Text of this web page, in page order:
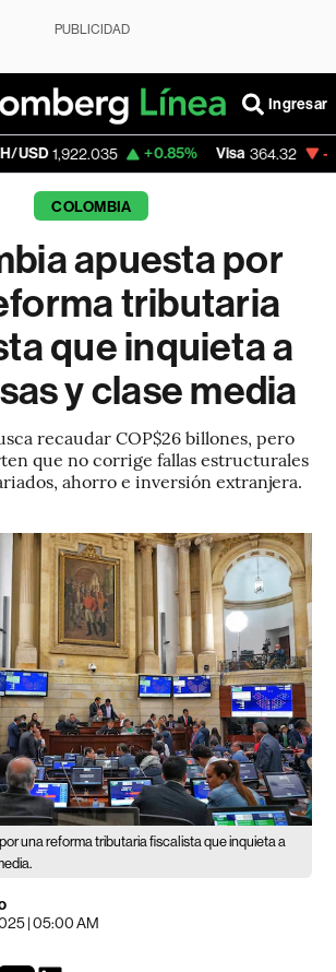
PUBLICIDAD
Ingresar
+0.85% Visa 364.32 -1.66%
COLOMBIA
apuesta por
tributaria
que inquieta a
y clase media
recaudar COP$26 billones, pero
que no corrige fallas estructurales
ahorro e inversión extranjera.
una reforma tributaria fiscalista que inquieta a
| 05:00 AM